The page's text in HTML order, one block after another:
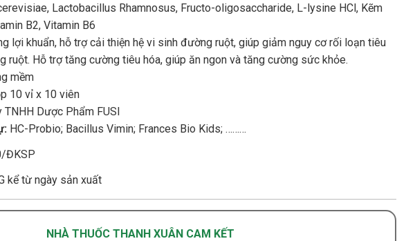
Lactobacillus Rhamnosus, Fructo-oligosaccharide, L-lysine HCl, Kẽm
B2, Vitamin B6
lợi khuẩn, hỗ trợ cải thiện hệ vi sinh đường ruột, giúp giảm nguy cơ rối loạn tiêu
ruột. Hỗ trợ tăng cường tiêu hóa, giúp ăn ngon và tăng cường sức khỏe.
mềm
10 vỉ x 10 viên
TNHH Dược Phẩm FUSI
HC-Probio; Bacillus Vimin; Frances Bio Kids; ………
ĐKSP
kể từ ngày sản xuất
NHÀ THUỐC THANH XUÂN CAM KẾT